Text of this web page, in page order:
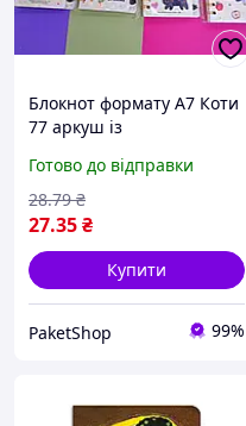
Блокнот формату А7 Коти
77 аркуш із
Готово до відправки
27.35₴
28.79 ₴
Купити
PaketShop 99%